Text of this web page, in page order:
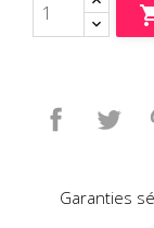
Compartir
Garanties